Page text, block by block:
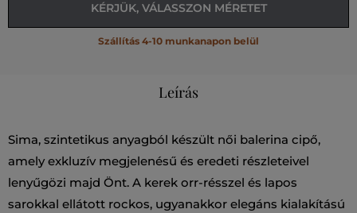
KÉRJÜK, VÁLASSZON MÉRETET
Szállítás 4-10 munkanapon belül
Leírás
Sima, szintetikus anyagból készült női balerina cipő,
amely exkluzív megjelenésű és eredeti részleteivel
lenyűgözi majd Önt. A kerek orr-résszel és lapos
sarokkal ellátott rockos, ugyanakkor elegáns kialakítású